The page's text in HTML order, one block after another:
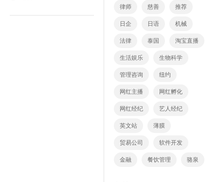
律师 慈善 推荐
日企 日语 机械
法律 泰国 淘宝直播
生活娱乐 生物科学
管理咨询 纽约
网红主播 网红孵化
网红经纪 艺人经纪
英文站 薄膜
贸易公司 软件开发
金融 餐饮管理 骆泉